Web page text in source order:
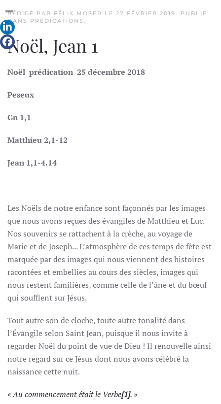
RÉDIGÉ PAR FÉLIX MOSER LE 27 FÉVRIER 2019 . PUBLIÉ
DANS PRÉDICATIONS .
Noël, Jean 1
Noël prédication 25 décembre 2018
Peseux
Gn 1,1
Matthieu 2,1-12
Jean 1,1-4.14
Les Noëls de notre enfance sont façonnés par les images
que nous avons reçues des évangiles de Matthieu et Luc.
Nos souvenirs se rattachent à la crèche, au voyage de
Marie et de Joseph... L’atmosphère de ces temps de fête est
marquée par des images qui nous viennent des histoires
racontées et embellies au cours des siècles, images qui
nous restent familières, comme celle de l’âne et du bœuf
qui soufflent sur Jésus.
Tout autre son de cloche, toute autre tonalité dans
l’Évangile selon Saint Jean, puisque il nous invite à
regarder Noël du point de vue de Dieu ! Il renouvelle ainsi
notre regard sur ce Jésus dont nous avons célébré la
naissance cette nuit.
« Au commencement était le Verbe[1]. »